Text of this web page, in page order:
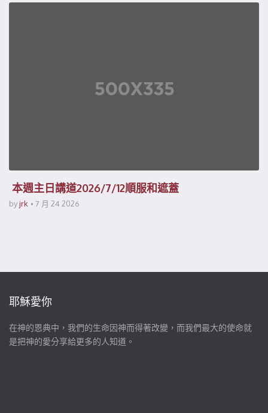
本週主日講道2026/7/12順服和遮蓋
byjrk 7 月 24 2026
耶穌愛你
在神的恩典中，我們的生命因神而得著改變，而我們最大的使命就
是把神的愛分享給更多的人知道。